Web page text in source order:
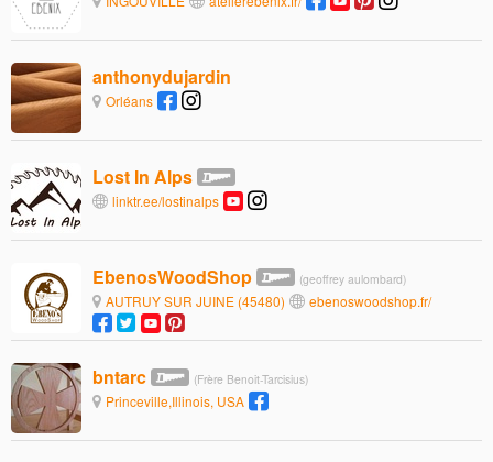
anthonydujardin
Orléans
Lost In Alps
linktr.ee/lostinalps
EbenosWoodShop (geoffrey aulombard)
AUTRUY SUR JUINE (45480) ebenoswoodshop.fr/
bntarc (Frère Benoit-Tarcisius)
Princeville,Illinois, USA